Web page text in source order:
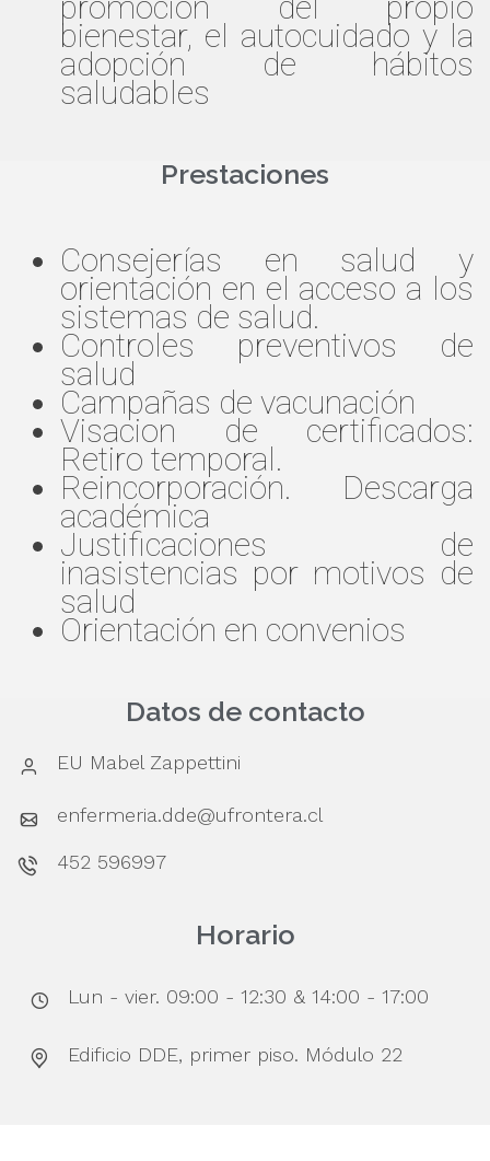
bienestar, el autocuidado y la
adopción de hábitos
saludables
Prestaciones
Consejerías en salud y
orientación en el acceso a los
sistemas de salud.
Controles preventivos de
salud
Campañas de vacunación
Visacion de certificados:
Retiro temporal.
Reincorporación. Descarga
académica
Justificaciones de
inasistencias por motivos de
salud
Orientación en convenios
Datos de contacto
EU Mabel Zappettini
enfermeria.dde@ufrontera.cl
452 596997
Horario
Lun - vier. 09:00 - 12:30 & 14:00 - 17:00
Edificio DDE, primer piso. Módulo 22